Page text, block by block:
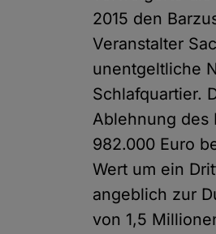
2015 den
Veranstalter
unentgeltliche
Schlafquartier.
Ablehnung des
982.000 Euro
Wert um ein
angeblich zur
von 1,5